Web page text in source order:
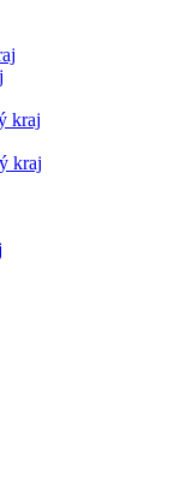
kraj
kraj